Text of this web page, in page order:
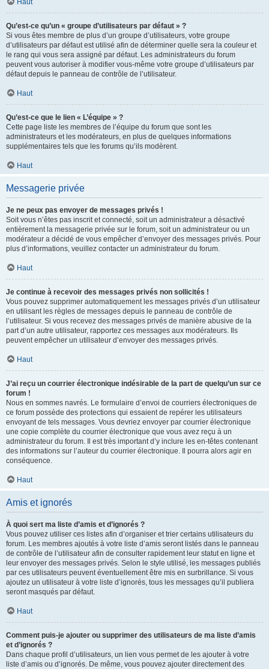
Haut
Qu’est-ce qu’un « groupe d’utilisateurs par défaut » ?
Si vous êtes membre de plus d’un groupe d’utilisateurs, votre groupe
d’utilisateurs par défaut est utilisé afin de déterminer quelle sera la couleur et
le rang qui vous sera assigné par défaut. Les administrateurs du forum
peuvent vous autoriser à modifier vous-même votre groupe d’utilisateurs par
défaut depuis le panneau de contrôle de l’utilisateur.
Haut
Qu’est-ce que le lien « L’équipe » ?
Cette page liste les membres de l’équipe du forum que sont les
administrateurs et les modérateurs, en plus de quelques informations
supplémentaires tels que les forums qu’ils modèrent.
Haut
Messagerie privée
Je ne peux pas envoyer de messages privés !
Soit vous n’êtes pas inscrit et connecté, soit un administrateur a désactivé
entièrement la messagerie privée sur le forum, soit un administrateur ou un
modérateur a décidé de vous empêcher d’envoyer des messages privés. Pour
plus d’informations, veuillez contacter un administrateur du forum.
Haut
Je continue à recevoir des messages privés non sollicités !
Vous pouvez supprimer automatiquement les messages privés d’un utilisateur
en utilisant les règles de messages depuis le panneau de contrôle de
l’utilisateur. Si vous recevez des messages privés de manière abusive de la
part d’un autre utilisateur, rapportez ces messages aux modérateurs. Ils
peuvent empêcher un utilisateur d’envoyer des messages privés.
Haut
J’ai reçu un courrier électronique indésirable de la part de quelqu’un sur ce
forum !
Nous en sommes navrés. Le formulaire d’envoi de courriers électroniques de
ce forum possède des protections qui essaient de repérer les utilisateurs
envoyant de tels messages. Vous devriez envoyer par courrier électronique
une copie complète du courrier électronique que vous avez reçu à un
administrateur du forum. Il est très important d’y inclure les en-têtes contenant
des informations sur l’auteur du courrier électronique. Il pourra alors agir en
conséquence.
Haut
Amis et ignorés
À quoi sert ma liste d’amis et d’ignorés ?
Vous pouvez utiliser ces listes afin d’organiser et trier certains utilisateurs du
forum. Les membres ajoutés à votre liste d’amis seront listés dans le panneau
de contrôle de l’utilisateur afin de consulter rapidement leur statut en ligne et
leur envoyer des messages privés. Selon le style utilisé, les messages publiés
par ces utilisateurs peuvent éventuellement être mis en surbrillance. Si vous
ajoutez un utilisateur à votre liste d’ignorés, tous les messages qu’il publiera
seront masqués par défaut.
Haut
Comment puis-je ajouter ou supprimer des utilisateurs de ma liste d’amis
et d’ignorés ?
Dans chaque profil d’utilisateurs, un lien vous permet de les ajouter à votre
liste d’amis ou d’ignorés. De même, vous pouvez ajouter directement des